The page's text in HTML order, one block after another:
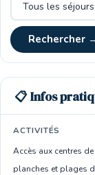
Rechercher
📋 Infos
ACTIVITÉS
Accès aux centres
planches et plages